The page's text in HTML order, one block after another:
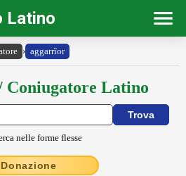
Latino
› aggarrĭor
Coniugatore Latino
nelle forme flesse
Donazione